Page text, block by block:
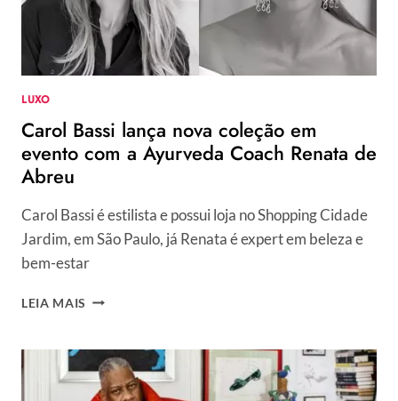
DE
CRUELDADE
LUXO
Carol Bassi lança nova coleção em
evento com a Ayurveda Coach Renata de
Abreu
Carol Bassi é estilista e possui loja no Shopping Cidade
Jardim, em São Paulo, já Renata é expert em beleza e
bem-estar
LEIA MAIS CAROL
NOVA
COLEÇÃO
EM